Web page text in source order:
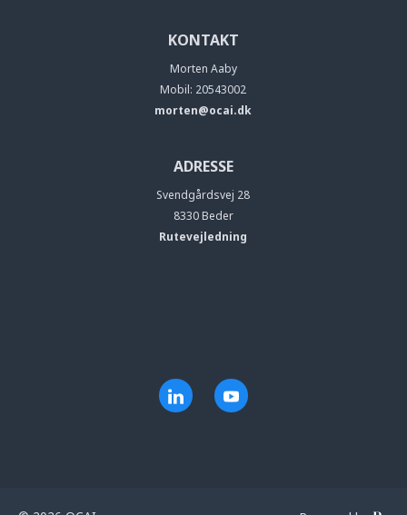
KONTAKT
Morten Aaby
Mobil: 20543002
morten@ocai.dk
ADRESSE
Svendgårdsvej 28
8330 Beder
Rutevejledning